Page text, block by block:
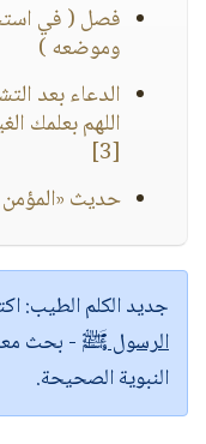
فصل ( في
وموضعه )
الدعاء بعد
اللهم بعلمك
[3]
حديث «المؤمن
جديد الكلم الطيب:
الرسول ﷺ - بحث
النبوية الصحيحة.